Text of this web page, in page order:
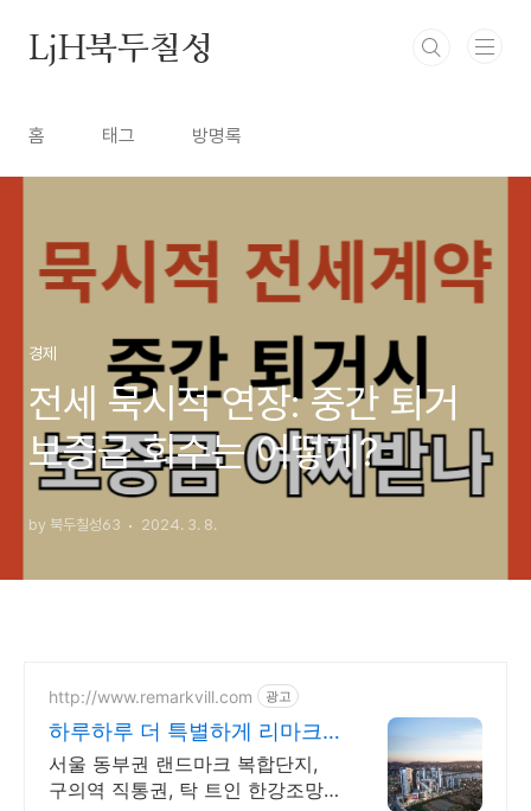
LjH북두칠성
홈 태그 방명록
경제
전세 묵시적 연장: 중간 퇴거
보증금 회수는 어떻게?
by 북두칠성63 2024. 3. 8.
http://www.remarkvill.com 광고
하루하루 더 특별하게 리마크
빌 이스트폴
서울 동부권 랜드마크 복합단지,
구의역 직통권, 탁 트인 한강조망,